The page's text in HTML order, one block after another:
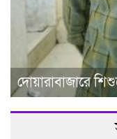
দোয়ারাবাজারে